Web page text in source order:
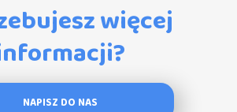
więcej
NAPISZ DO NAS